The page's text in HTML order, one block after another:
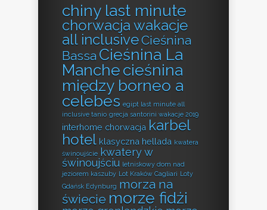
chiny last minute
chorwacja wakacje
all inclusiveCieśnina
Bassa Cieśnina La
Manchecieśnina
między borneo a
celebes egipt last minute all
inclusive tanio grecja santorini wakacje 2019
interhome chorwacja karbel
hotel klasyczna hellada kwatera
świnoujście kwatery w
świnoujściu letniskowy dom nad
jeziorem kaszuby Lot Kraków Cagliari Loty
Gdańsk Edynburg morza na
świecie morze fidżi